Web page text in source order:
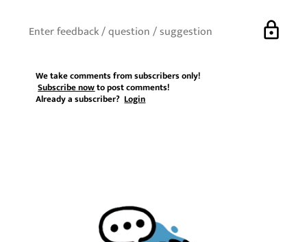
lock
We take comments from subscribers only!
Subscribe nowto post comments!
Already a subscriber?Login